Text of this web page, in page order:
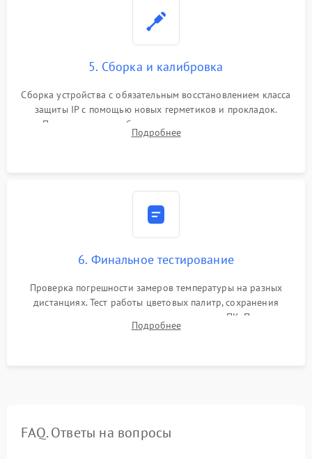
5. Сборка и калибровка
Сборка устройства с обязательным восстановлением класса
защиты IP с помощью новых герметиков и прокладок.
Программная калибровка матрицы по эталонному
абсолютно черному телу для точного измерения температур.
Подробнее
6. Финальное тестирование
Проверка погрешности замеров температуры на разных
дистанциях. Тест работы цветовых палитр, сохранения
термограмм в память и передачи данных на ПК. Проверка
автономности работы и итоговый контроль качества.
Подробнее
FAQ. Ответы на вопросы